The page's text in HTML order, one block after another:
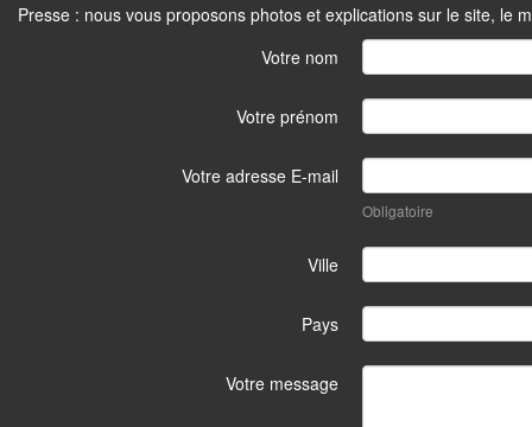
Presse : nous vous proposons photos et explications sur le site, le
Votre nom
Votre prénom
Votre adresse E-mail
Obligatoire
Ville
Pays
Votre message